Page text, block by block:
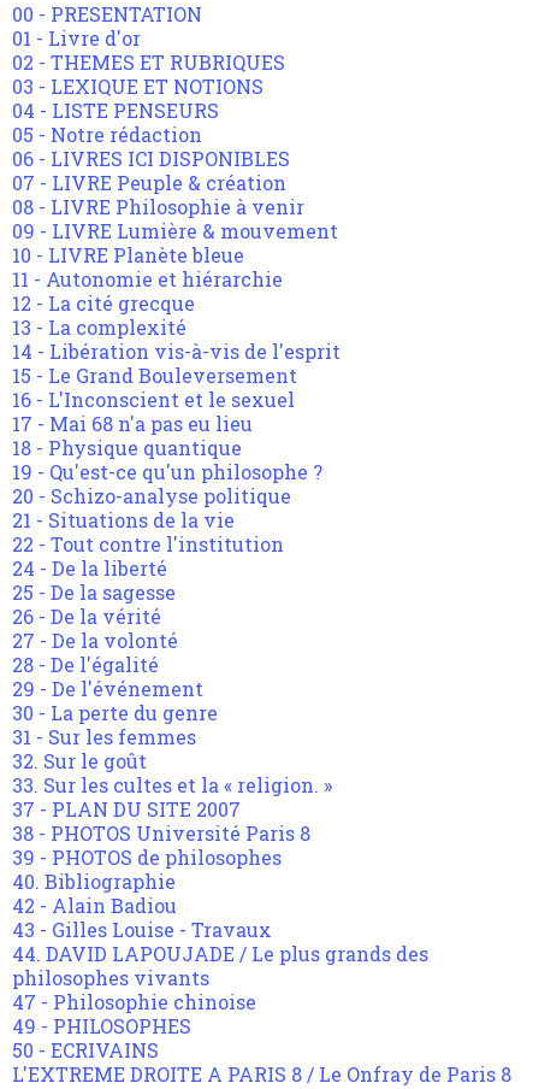
00 - PRESENTATION
01 - Livre d'or
02 - THEMES ET RUBRIQUES
03 - LEXIQUE ET NOTIONS
04 - LISTE PENSEURS
05 - Notre rédaction
06 - LIVRES ICI DISPONIBLES
07 - LIVRE Peuple & création
08 - LIVRE Philosophie à venir
09 - LIVRE Lumière & mouvement
10 - LIVRE Planète bleue
11 - Autonomie et hiérarchie
12 - La cité grecque
13 - La complexité
14 - Libération vis-à-vis de l'esprit
15 - Le Grand Bouleversement
16 - L'Inconscient et le sexuel
17 - Mai 68 n'a pas eu lieu
18 - Physique quantique
19 - Qu'est-ce qu'un philosophe ?
20 - Schizo-analyse politique
21 - Situations de la vie
22 - Tout contre l'institution
24 - De la liberté
25 - De la sagesse
26 - De la vérité
27 - De la volonté
28 - De l'égalité
29 - De l'événement
30 - La perte du genre
31 - Sur les femmes
32. Sur le goût
33. Sur les cultes et la « religion. »
37 - PLAN DU SITE 2007
38 - PHOTOS Université Paris 8
39 - PHOTOS de philosophes
40. Bibliographie
42 - Alain Badiou
43 - Gilles Louise - Travaux
44. DAVID LAPOUJADE / Le plus grands des
philosophes vivants
47 - Philosophie chinoise
49 - PHILOSOPHES
50 - ECRIVAINS
L'EXTREME DROITE A PARIS 8 / Le Onfray de Paris 8